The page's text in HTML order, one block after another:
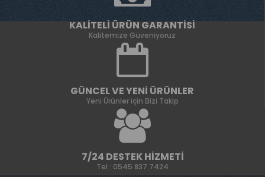
KALITELI ÜRÜN GARANTISI
Kalitemize Güveniyoruz
GÜNCEL VE YENI ÜRÜNLER
Yeni Ürünler için Bizi Takip
7/24 DESTEK HIZMETI
Tel : 0545 837 7424